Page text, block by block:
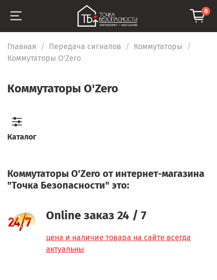
0
Главная Передача сигналов
Коммутаторы
Коммутаторы O'Zero
Коммутаторы O'Zero
Коммутаторы O'Zero от интернет-магазина
"Точка Безопасности" это:
Online заказ 24 / 7
цена и наличие товара на сайте всегда
актуальны
Каталог